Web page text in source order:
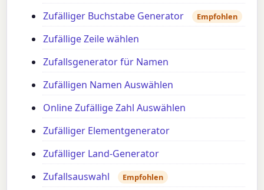
Zufälliger Buchstabe Generator
Empfohlen
Zufällige Zeile wählen
Zufallsgenerator für Namen
Zufälligen Namen Auswählen
Online Zufällige Zahl Auswählen
Zufälliger Elementgenerator
Zufälliger Land-Generator
Zufallsauswahl
Empfohlen